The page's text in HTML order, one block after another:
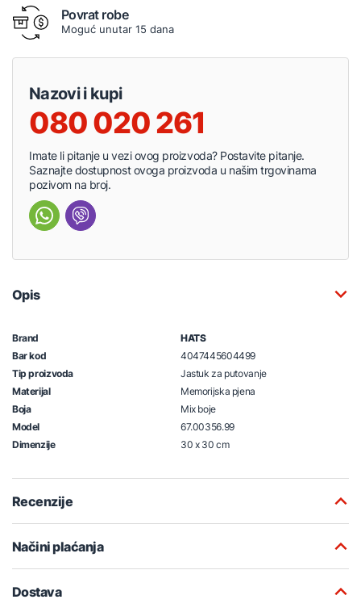
Povrat robe
Moguć unutar 15 dana
Nazovi i kupi
080 020 261
Imate li pitanje u vezi ovog proizvoda? Postavite pitanje.
Saznajte dostupnost ovoga proizvoda u našim trgovinama
pozivom na broj.
Opis
Brand
HATS
Bar kod
4047445604499
Tip proizvoda
Jastuk za putovanje
Materijal
Memorijska pjena
Boja
Mix boje
Model
67.00356.99
Dimenzije
30 x 30 cm
Recenzije
Načini plaćanja
Dostava